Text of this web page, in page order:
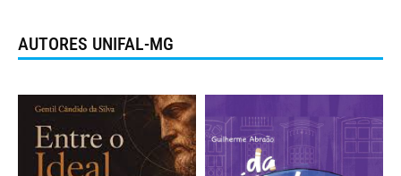
AUTORES UNIFAL-MG